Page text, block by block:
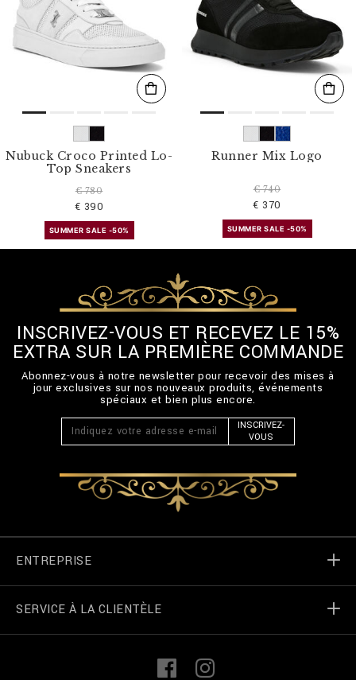
Nubuck Croco Printed Lo-
Top Sneakers
€ 780
€ 390
SUMMER SALE -50%
Runner Mix Logo
€ 740
€ 370
SUMMER SALE -50%
INSCRIVEZ-VOUS ET RECEVEZ LE 15%
EXTRA SUR LA PREMIÈRE COMMANDE
Abonnez-vous à notre newsletter pour recevoir des mises à
jour exclusives sur nos nouveaux produits, événements
spéciaux et bien plus encore.
INSCRIVEZ-
VOUS
ENTREPRISE
Monde de Billionaire
SERVICE À LA CLIENTÈLE
i
F
a